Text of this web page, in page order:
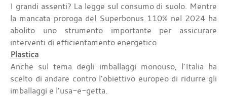
I grandi assenti? La legge sul consumo di suolo. Mentre
la mancata proroga del Superbonus 110% nel 2024 ha
abolito uno strumento importante per assicurare
interventi di efficientamento energetico.
Plastica
Anche sul tema degli imballaggi monouso, l’Italia ha
scelto di andare contro l’obiettivo europeo di ridurre gli
imballaggi e l’usa-e-getta.